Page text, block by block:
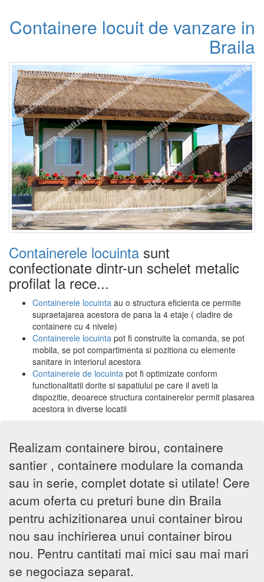
Containere locuit de vanzare in
Braila
Containerele locuinta sunt
confectionate dintr-un schelet metalic
profilat la rece...
Containerele locuinta au o structura eficienta ce permite
supraetajarea acestora de pana la 4 etaje ( cladire de
containere cu 4 nivele)
Containerele locuinta pot fi construite la comanda, se pot
mobila, se pot compartimenta si pozitiona cu elemente
sanitare in interiorul acestora
Containerele de locuinta pot fi optimizate conform
functionalitatii dorite si sapatiului pe care il aveti la
dispozitie, deoarece structura containerelor permit plasarea
acestora in diverse locatii
Realizam containere birou, containere
santier , containere modulare la comanda
sau in serie, complet dotate si utilate! Cere
acum oferta cu preturi bune din Braila
pentru achizitionarea unui container birou
nou sau inchirierea unui container birou
nou. Pentru cantitati mai mici sau mai mari
se negociaza separat.